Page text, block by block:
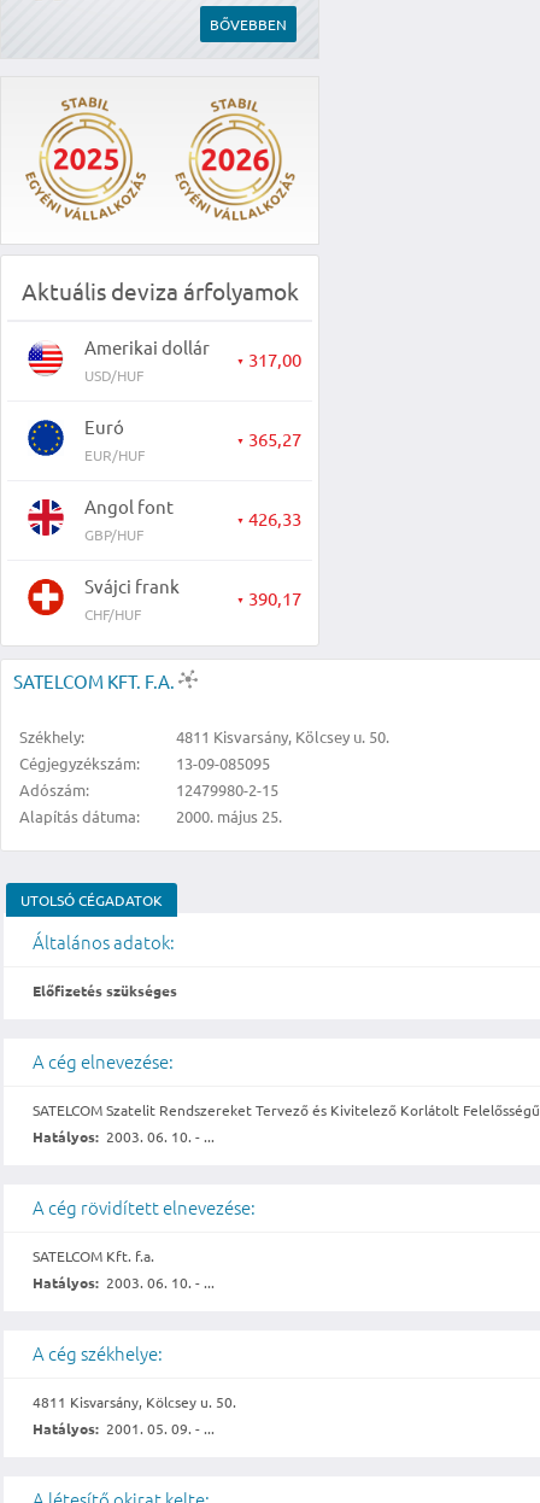
BŐVEBBEN
Aktuális deviza árfolyamok
Amerikai dollár
USD/HUF
▼ 317,00
Euró
EUR/HUF
▼ 365,27
Angol font
GBP/HUF
▼ 426,33
Svájci frank
CHF/HUF
▼ 390,17
SATELCOM KFT. F.A.
Székhely:
4811 Kisvarsány, Kölcsey u. 50.
Cégjegyzékszám:
13-09-085095
Adószám:
12479980-2-15
Alapítás dátuma:
2000. május 25.
UTOLSÓ CÉGADATOK
Általános adatok:
Előfizetés szükséges
A cég elnevezése:
SATELCOM Szatelit Rendszereket Tervező és Kivitelező Korlátolt
Hatályos: 2003. 06. 10. - ...
A cég rövidített elnevezése:
SATELCOM Kft. f.a.
Hatályos: 2003. 06. 10. - ...
A cég székhelye:
4811 Kisvarsány, Kölcsey u. 50.
Hatályos: 2001. 05. 09. - ...